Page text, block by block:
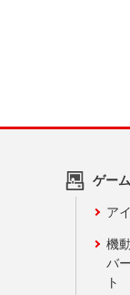
ゲー
ア
機
バ
ト